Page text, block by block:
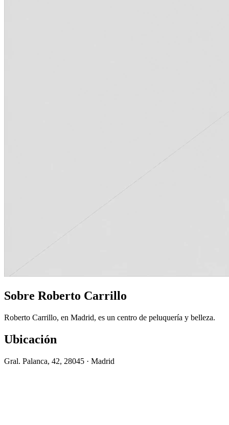
Sobre Roberto Carrillo
Roberto Carrillo, en Madrid, es un centro de peluquería y belleza.
Ubicación
Gral. Palanca, 42, 28045 · Madrid